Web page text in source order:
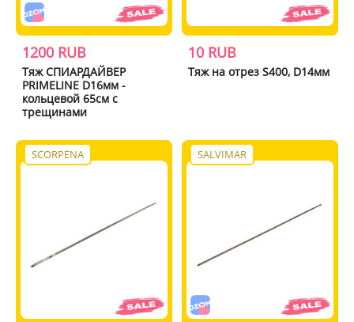
1200 RUB
Тяж СПИАРДАЙВЕР
PRIMELINE D16мм -
кольцевой 65см с
трещинами
10 RUB
Тяж на отрез S400, D14мм
SCORPENA SALVIMAR